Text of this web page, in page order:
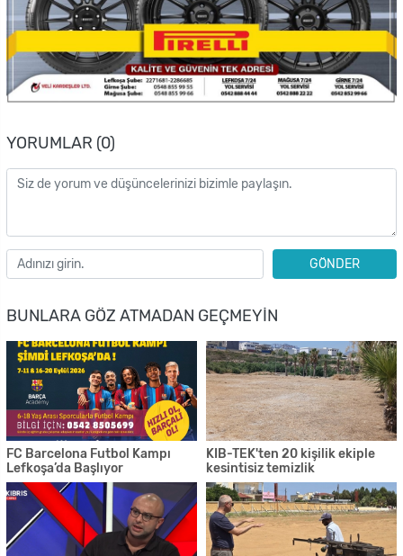
YORUMLAR (0)
GÖNDER
BUNLARA GÖZ ATMADAN GEÇMEYIN
FC Barcelona Futbol Kampı
Lefkoşa’da Başlıyor
KIB-TEK'ten 20 kişilik ekiple
kesintisiz temizlik